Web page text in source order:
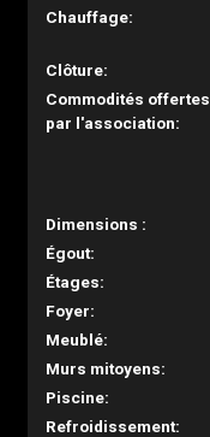
Chauffage:
Clôture:
Commodités offertes
par l'association:
Dimensions :
Égout:
Étages:
Foyer:
Meublé:
Murs mitoyens:
Piscine:
Refroidissement: